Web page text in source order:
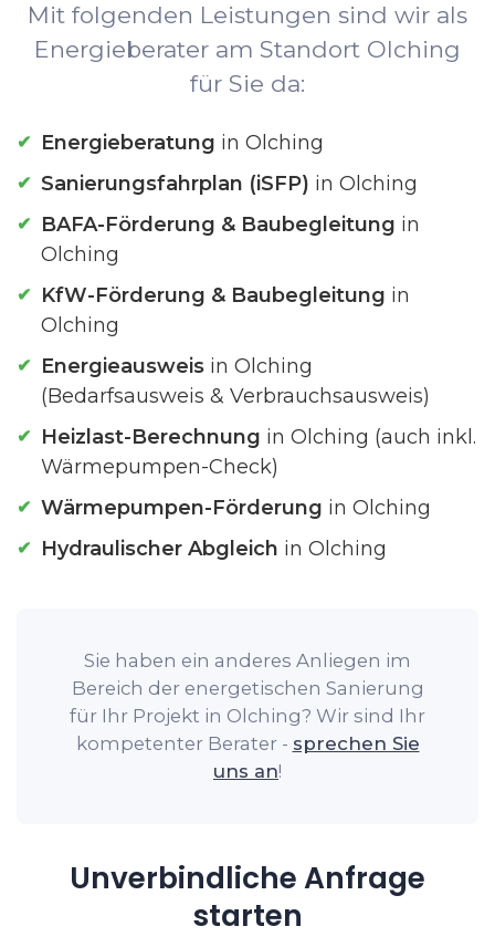
Mit folgenden Leistungen sind wir als
Energieberater am Standort Olching
für Sie da:
Energieberatung in Olching
Sanierungsfahrplan (iSFP) in Olching
BAFA-Förderung & Baubegleitung in
Olching
KfW-Förderung & Baubegleitung in
Olching
Energieausweis in Olching
(Bedarfsausweis & Verbrauchsausweis)
Heizlast-Berechnung in Olching (auch inkl.
Wärmepumpen-Check)
Wärmepumpen-Förderung in Olching
Hydraulischer Abgleich in Olching
Sie haben ein anderes Anliegen im
Bereich der energetischen Sanierung
für Ihr Projekt in Olching? Wir sind Ihr
kompetenter Berater - sprechen Sie
uns an!
Unverbindliche Anfrage
starten